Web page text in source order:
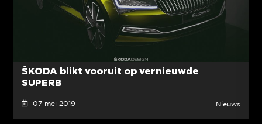
ŠKODA blikt vooruit op vernieuwde
SUPERB
07 mei 2019 Nieuws